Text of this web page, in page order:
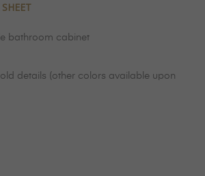
bathroom cabinet
details (other colors available upon